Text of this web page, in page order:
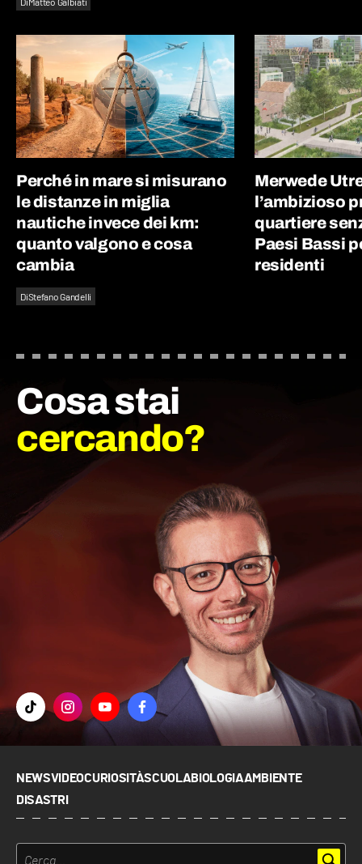
Perché in mare si misurano
le distanze in miglia
nautiche invece dei km:
quanto valgono e cosa
cambia
DiStefano Gandelli
Merwede
l’ambizioso
quartiere
Paesi Bassi
residenti
Cosa stai
cercando?
NEWSVIDEOCURIOSITÀSCUOLABIOLOGIAAMBIENTE
DISASTRI